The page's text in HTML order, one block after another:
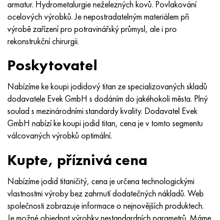
armatur. Hydrometalurgie neželezných kovů. Povlakování
ocelových výrobků. Je nepostradatelným materiálem při
výrobě zařízení pro potravinářský průmysl, ale i pro
rekonstrukční chirurgii.
Poskytovatel
Nabízíme ke koupi jodidový titan ze specializovaných skladů
dodavatele Evek GmbH s dodáním do jakéhokoli města. Plný
soulad s mezinárodními standardy kvality. Dodavatel Evek
GmbH nabízí ke koupi jodid titan, cena je v tomto segmentu
válcovaných výrobků optimální.
Kupte, příznivá cena
Nabízíme jodid titaničitý, cena je určena technologickými
vlastnostmi výroby bez zahrnutí dodatečných nákladů. Web
společnosti zobrazuje informace o nejnovějších produktech.
Je možné objednat výrobky nestandardních parametrů. Máme
MP159
Multimet n155
Nitronik 40
Nitronik 50
Nitronik 75
Nimonic 80a
56DGNH
68NKhVKTYu
80NMV-VI
80 NHS
Druhy přesných slitin
Termobimetaly
HN73MBTYu
XN70YU
XN77TYu
XN77TYUR
HN80TBY
N65M, EP982
5B
TL5
14 titan
SP -17
1.4567 - AISI 304Cu
1,4570-aisi303Cu
1,4597 - AISI 204Cu
Slitina 28 - 1,4563
Slitina 31 - 1,4562
Alloy 254smo® - 1,4547
Slitina 926 - 1,4529
15X16H2AM
18X11MNFB
20H3MMF
21NKMT
37X12N8G8MFB
40X10X2M
40Х9С2
30X, AISI 5130, 30h
30hgs, 30hgs
30xn2ma, 30CrNiMo8
30хн3а, 31nicr14
34khn3ma, 36NiCrMo16, 35NiCrMo16
35hgs, 35hgs
35hgsa, 35hgsa